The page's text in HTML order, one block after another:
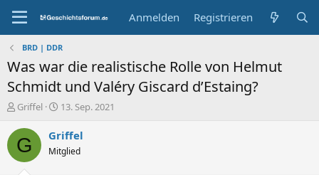
Anmelden Registrieren
BRD | DDR
Was war die realistische Rolle von Helmut
Schmidt und Valéry Giscard d’Estaing?
E
s
t
e
Griffel
E
s
e
13. Sep. 2021
G Griffel
Mitglied